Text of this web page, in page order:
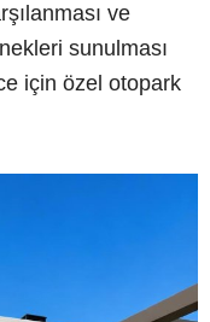
ve
sunulması
için özel otopark